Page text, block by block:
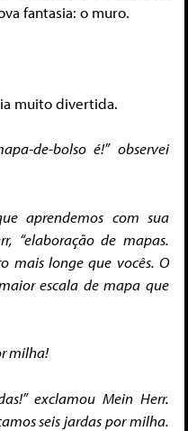
fantasia: o muro.
muito divertida.
de-bolso é!” observei
aprendemos com sua
“elaboração de mapas.
mais longe que vocês. O
escala de mapa que
milha!
exclamou Mein Herr.
seis jardas por milha.